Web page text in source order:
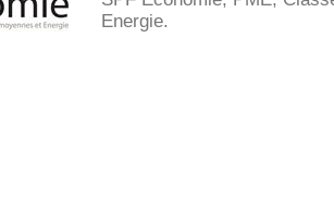
Energie.